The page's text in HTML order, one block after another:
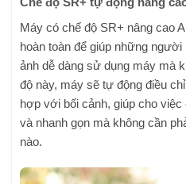
Máy có chế độ SR+ nâng cao
hoàn toàn để giúp những
ảnh dễ dàng sử dụng máy mà
độ này, máy sẽ tự động điều
hợp với bối cảnh, giúp cho
và nhanh gọn mà không cần
nào.